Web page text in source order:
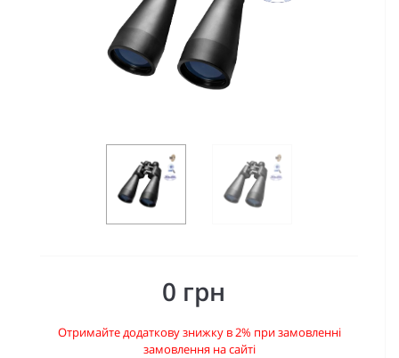
0 грн
Отримайте додаткову знижку в 2% при замовленні
замовлення на сайті